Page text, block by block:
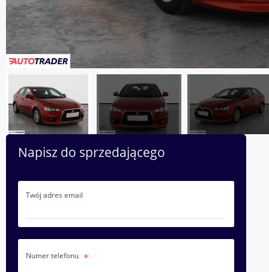
Napisz do sprzedającego
Twój adres email
Numer telefonu